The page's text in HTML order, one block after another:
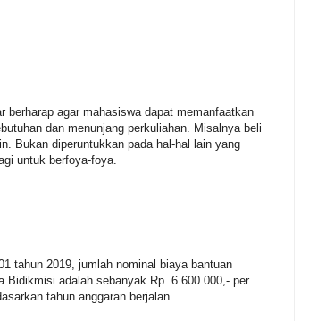
agar mahasiswa dapat memanfaatkan
dan menunjang perkuliahan. Misalnya beli
Bukan diperuntukkan pada hal-hal lain yang
untuk berfoya-foya.
tahun 2019, jumlah nominal biaya bantuan
Bidikmisi adalah sebanyak Rp. 6.600.000,- per
tahun anggaran berjalan.